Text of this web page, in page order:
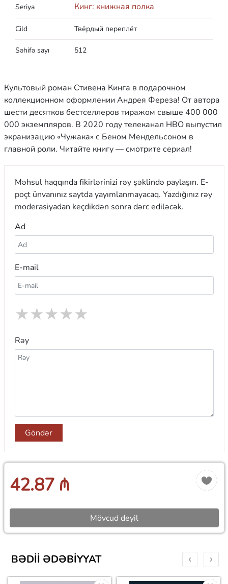
Seriya Кинг: книжная полка
Cild Твёрдый переплёт
Səhifə sayı 512
Культовый роман Стивена Кинга в подарочном
коллекционном оформлении Андрея Фереза! От автора
шести десятков бестселлеров тиражом свыше 400 000
000 экземпляров. В 2020 году телеканал HBO выпустил
экранизацию «Чужака» с Беном Мендельсоном в
главной роли. Читайте книгу — смотрите сериал!
Məhsul haqqında fikirlərinizi rəy şəklində paylaşın. E-
poçt ünvanınız saytda yayımlanmayacaq. Yazdığınız rəy
moderasiyadan keçdikdən sonra dərc ediləcək.
Ad
E-mail
★
★
★
★
★
Rəy
Göndər
42.87 ₼
Mövcud deyil
BƏDII ƏDƏBIYYAT